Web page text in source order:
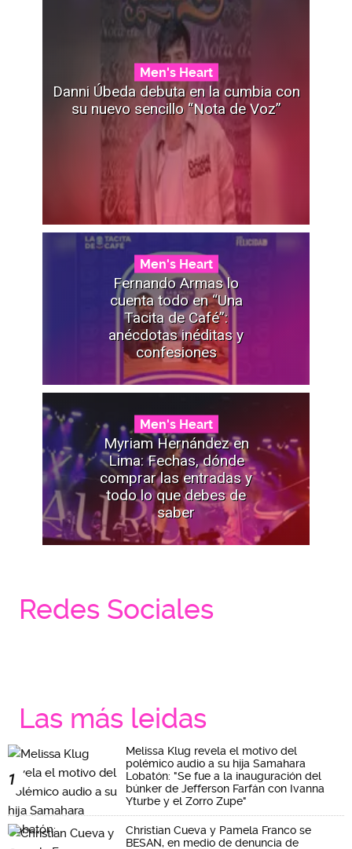
Men's Heart
Danni Úbeda debuta en la cumbia con
su nuevo sencillo “Nota de Voz”
Men's Heart
Fernando Armas lo
cuenta todo en “Una
Tacita de Café”:
anécdotas inéditas y
confesiones
Men's Heart
Myriam Hernández en
Lima: Fechas, dónde
comprar las entradas y
todo lo que debes de
saber
Redes Sociales
Las más leidas
1
Melissa Klug revela el motivo del
polémico audio a su hija Samahara
Lobatón: "Se fue a la inauguración del
búnker de Jefferson Farfán con Ivanna
Yturbe y el Zorro Zupe"
Christian Cueva y Pamela Franco se
BESAN, en medio de denuncia de